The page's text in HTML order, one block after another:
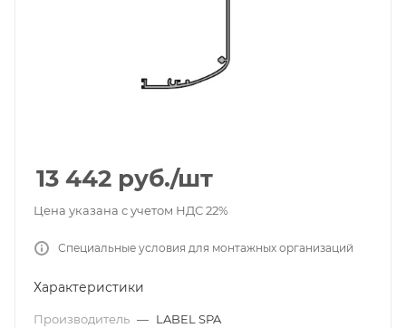
13 442 руб./шт
Цена указана с учетом НДС 22%
Специальные условия для монтажных организаций
Характеристики
Производитель — LABEL SPA